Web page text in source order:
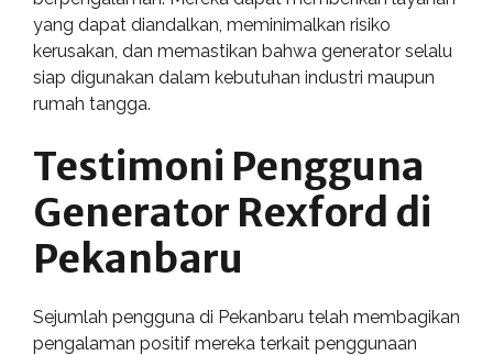
yang dapat diandalkan, meminimalkan risiko
kerusakan, dan memastikan bahwa generator selalu
siap digunakan dalam kebutuhan industri maupun
rumah tangga.
Testimoni Pengguna
Generator Rexford di
Pekanbaru
Sejumlah pengguna di Pekanbaru telah membagikan
pengalaman positif mereka terkait penggunaan